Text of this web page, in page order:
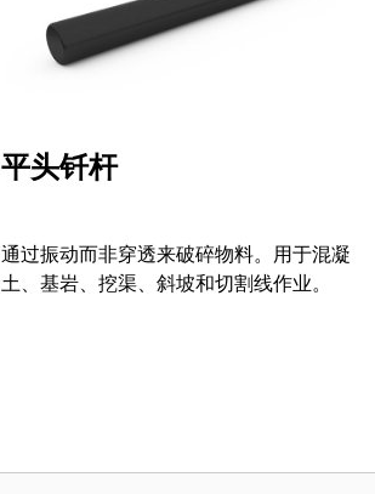
平头钎杆
通过振动而非穿透来破碎物料。用于混凝
土、基岩、挖渠、斜坡和切割线作业。